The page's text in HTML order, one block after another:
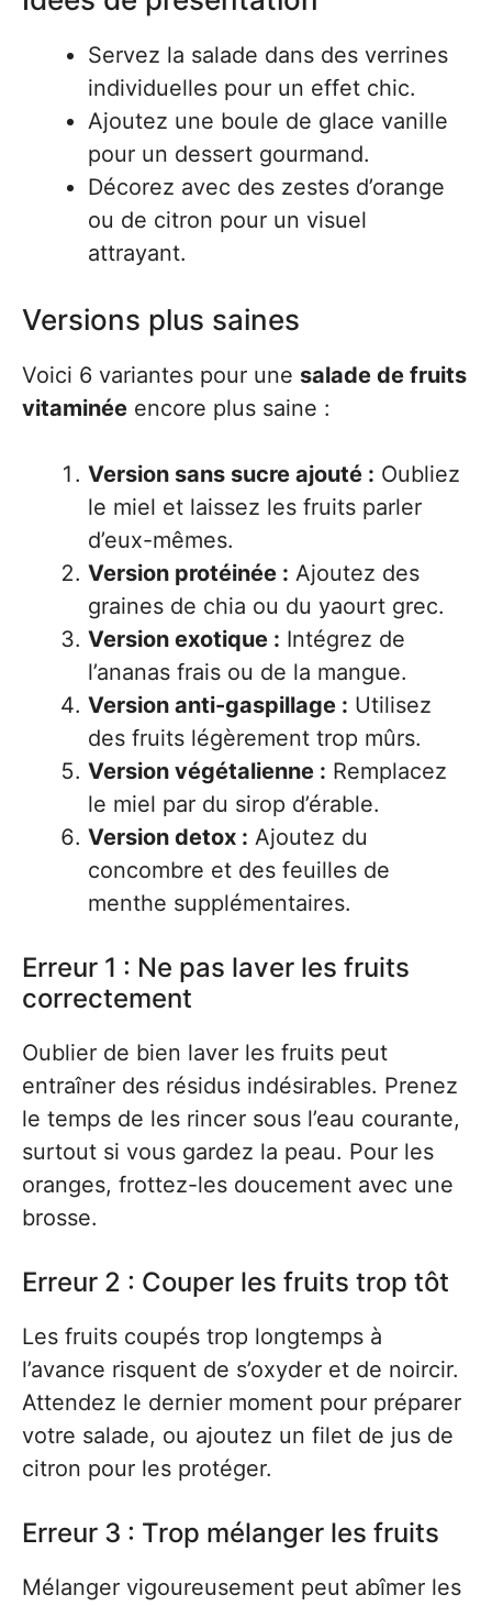
Servez la salade dans des verrines
individuelles pour un effet chic.
Ajoutez une boule de glace vanille
pour un dessert gourmand.
Décorez avec des zestes d’orange
ou de citron pour un visuel
attrayant.
Versions plus saines
Voici 6 variantes pour une salade de fruits
vitaminée encore plus saine :
Version sans sucre ajouté : Oubliez
le miel et laissez les fruits parler
d’eux-mêmes.
Version protéinée : Ajoutez des
graines de chia ou du yaourt grec.
Version exotique : Intégrez de
l’ananas frais ou de la mangue.
Version anti-gaspillage : Utilisez
des fruits légèrement trop mûrs.
Version végétalienne : Remplacez
le miel par du sirop d’érable.
Version detox : Ajoutez du
concombre et des feuilles de
menthe supplémentaires.
Erreur 1 : Ne pas laver les fruits
correctement
Oublier de bien laver les fruits peut
entraîner des résidus indésirables. Prenez
le temps de les rincer sous l’eau courante,
surtout si vous gardez la peau. Pour les
oranges, frottez-les doucement avec une
brosse.
Erreur 2 : Couper les fruits trop tôt
Les fruits coupés trop longtemps à
l’avance risquent de s’oxyder et de noircir.
Attendez le dernier moment pour préparer
votre salade, ou ajoutez un filet de jus de
citron pour les protéger.
Erreur 3 : Trop mélanger les fruits
Mélanger vigoureusement peut abîmer les